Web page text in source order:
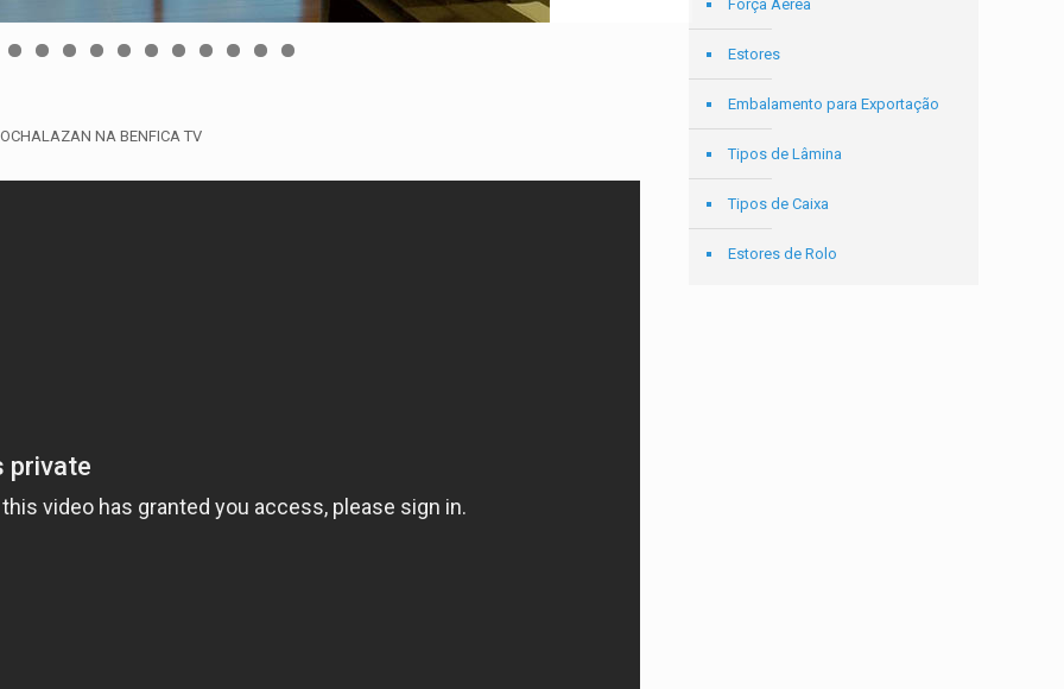
NA BENFICA TV
Força Aérea
Estores
Embalamento para Exportação
Tipos de Lâmina
Tipos de Caixa
Estores de Rolo